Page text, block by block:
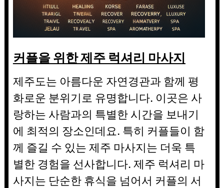
커플을 위한 제주 럭셔리 마사지
제주도는 아름다운 자연경관과 함께 평
화로운 분위기로 유명합니다. 이곳은 사
랑하는 사람과의 특별한 시간을 보내기
에 최적의 장소인데요. 특히 커플들이 함
께 즐길 수 있는 제주 마사지는 더욱 특
별한 경험을 선사합니다. 제주 럭셔리 마
사지는 단순한 휴식을 넘어서 커플의 서